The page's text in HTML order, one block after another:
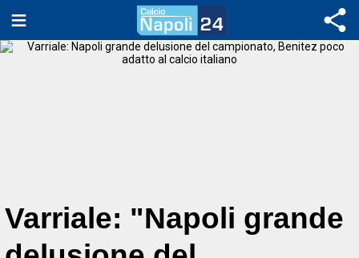
Varriale: "Napoli grande